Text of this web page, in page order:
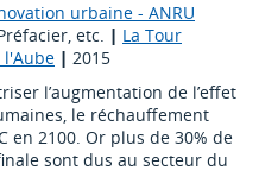
urbaine - ANRU
etc. | La Tour
l'Aube | 2015
l’augmentation de l’effet
le réchauffement
en 2100. Or plus de 30% de
sont dus au secteur du